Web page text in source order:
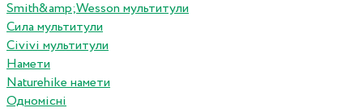
Smith&amp;Wesson мультитули
Сила мультитули
Civivi мультитули
Намети
Naturehike намети
Одномісні